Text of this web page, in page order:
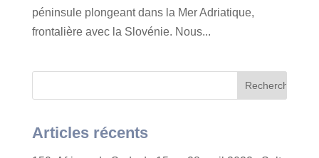
péninsule plongeant dans la Mer Adriatique,
frontalière avec la Slovénie. Nous...
Articles récents